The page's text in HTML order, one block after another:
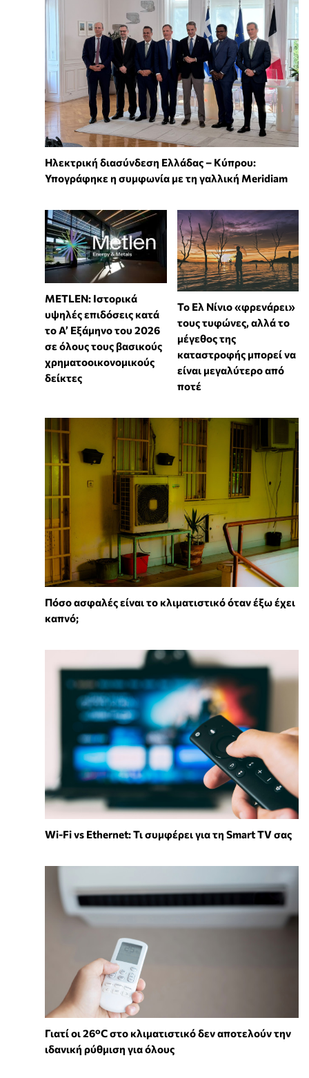
Ηλεκτρική διασύνδεση Ελλάδας – Κύπρου:
Υπογράφηκε η συμφωνία με τη γαλλική Meridiam
METLEN: Ιστορικά
υψηλές επιδόσεις κατά
το Α’ Εξάμηνο του 2026
σε όλους τους βασικούς
χρηματοοικονομικούς
δείκτες
Το Ελ Νίνιο «φρενάρει»
τους τυφώνες, αλλά το
μέγεθος της
καταστροφής μπορεί να
είναι μεγαλύτερο από
ποτέ
Πόσο ασφαλές είναι το κλιματιστικό όταν έξω έχει
καπνό;
Wi-Fi vs Ethernet: Τι συμφέρει για τη Smart TV σας
Γιατί οι 26°C στο κλιματιστικό δεν αποτελούν την
ιδανική ρύθμιση για όλους